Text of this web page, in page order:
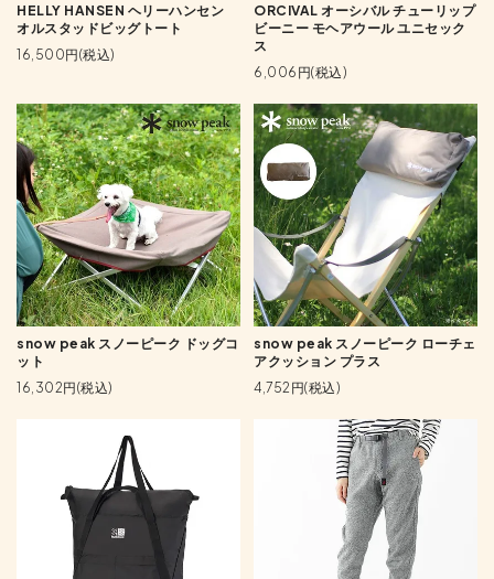
HELLY HANSEN ヘリーハンセン
オルスタッドビッグトート
16,500円(税込)
ORCIVAL オーシバル チューリップ
ビーニー モヘアウール ユニセック
ス
6,006円(税込)
snow peak スノーピーク ドッグコ
ット
16,302円(税込)
snow peak スノーピーク ローチェ
アクッション プラス
4,752円(税込)